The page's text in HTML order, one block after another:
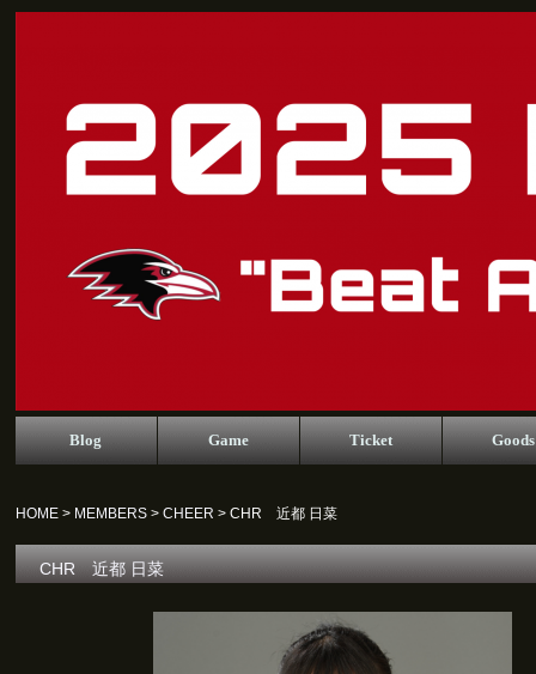
Blog Game Ticket Goods
HOME> MEMBERS> CHEER > CHR 近都 日菜
CHR 近都 日菜